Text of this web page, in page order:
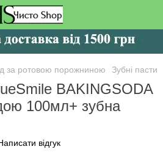
за ротовою порожниною Зубні пасти
BAKINGSODA
100мл+ зубна
відгук